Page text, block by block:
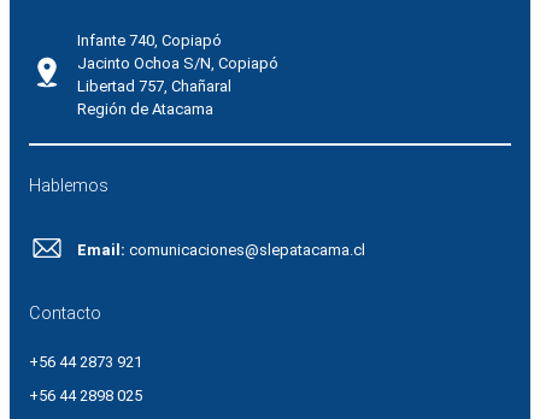
Infante 740, Copiapó
Jacinto Ochoa S/N, Copiapó
Libertad 757, Chañaral
Región de Atacama
Hablemos
Email: comunicaciones@slepatacama.cl
Contacto
+56 44 2873 921
+56 44 2898 025